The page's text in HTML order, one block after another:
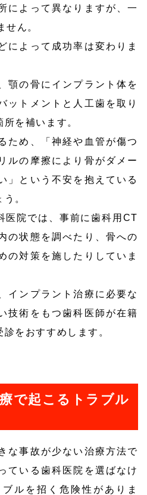
によって異なりますが、一
せん。
によって成功率は変わりま
顎の骨にインプラント体を
ットメントと人工歯を取り
を補います。
ため、「神経や血管が傷つ
ルの摩擦により骨がダメー
」という不安を抱えている
。
医院では、事前に歯科用CT
の状態を調べたり、骨への
の対策を施したりしていま
インプラント治療に必要な
技術をもつ歯科医師が在籍
をおすすめします。
で起こるトラブル
な事故が少ない治療方法で
ている歯科医院を選ばなけ
ルを招く危険性がありま